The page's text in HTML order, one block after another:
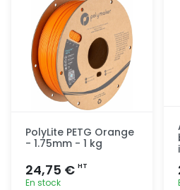
PolyLite PETG Orange
- 1.75mm - 1 kg
24,75 € HT
En stock